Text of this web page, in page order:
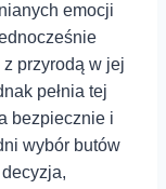
emocji
przyrodą w jej
pełnia tej
bezpiecznie i
wybór butów⁢